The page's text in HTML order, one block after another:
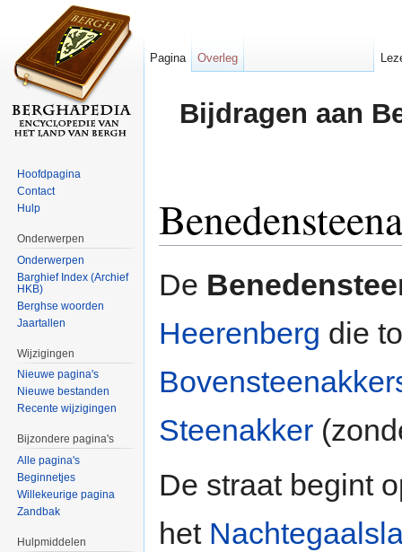
Bijdragen aan
De
Heerenberg die
Steenakker
De straat begint
het
Pagina Overleg
Hoofdpagina
Contact
Hulp
Onderwerpen
Onderwerpen
Barghief Index (Archief
HKB)
Berghse woorden
Jaartallen
Wijzigingen
Nieuwe pagina's
Nieuwe bestanden
Recente wijzigingen
Bijzondere pagina's
Alle pagina's
Beginnetjes
Willekeurige pagina
Zandbak
Hulpmiddelen